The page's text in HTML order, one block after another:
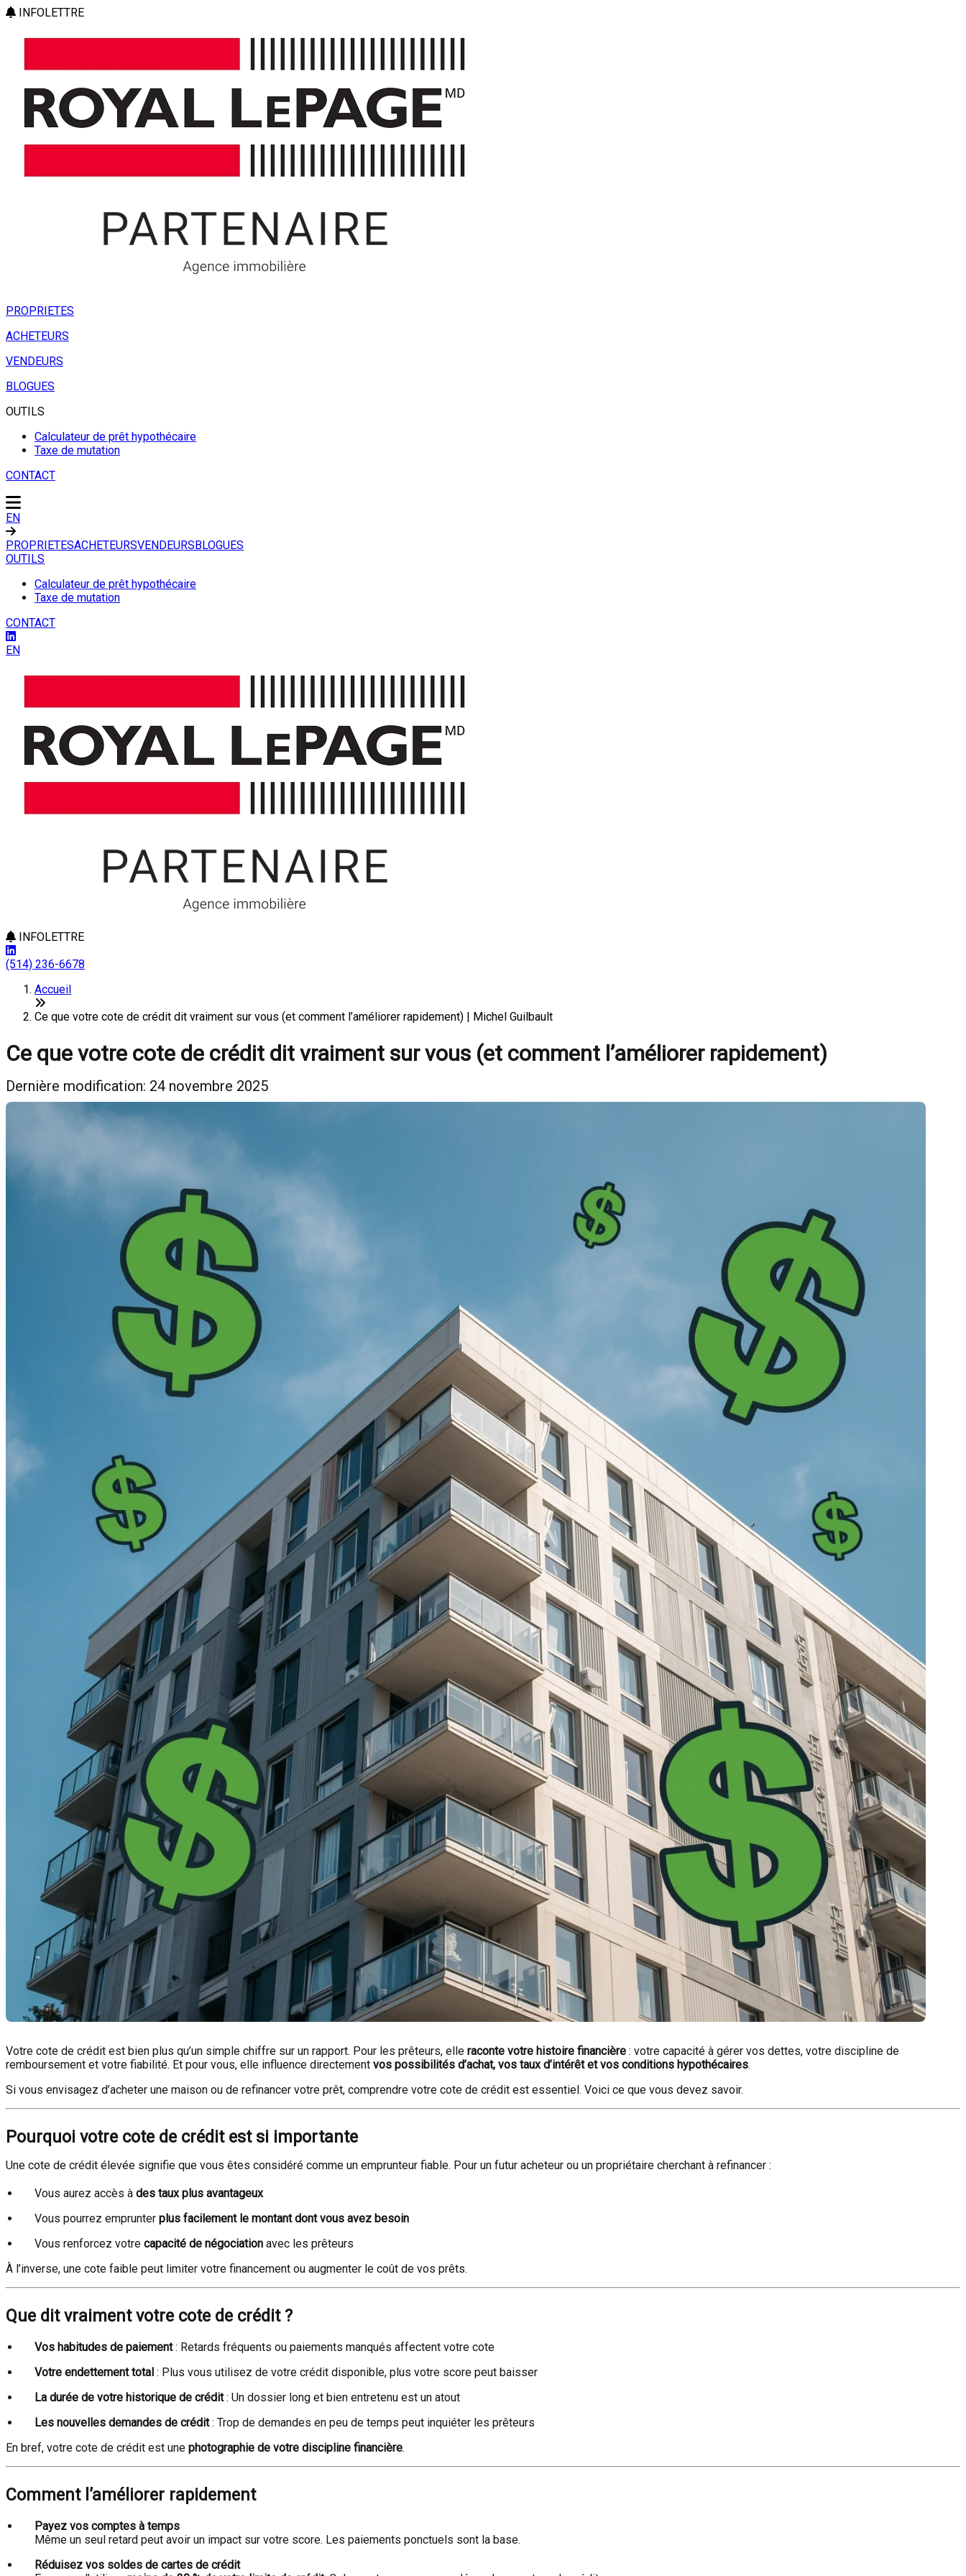
INFOLETTRE
PROPRIETES
ACHETEURS
VENDEURS
BLOGUES
OUTILS
Calculateur de prêt hypothécaire
Taxe de mutation
CONTACT
EN
PROPRIETESACHETEURSVENDEURSBLOGUES
OUTILS
Calculateur de prêt hypothécaire
Taxe de mutation
CONTACT
EN
INFOLETTRE
(514) 236-6678
Accueil
Ce que votre cote de crédit dit vraiment sur vous (et comment l’améliorer rapidement) | Michel Guilbault
Ce que votre cote de crédit dit vraiment sur vous (et comment l’améliorer rapidement)
Dernière modification: 24 novembre 2025
Votre cote de crédit est bien plus qu’un simple chiffre sur un rapport. Pour les prêteurs, elle raconte votre histoire financière : votre capacité à gérer vos dettes, votre discipline de
remboursement et votre fiabilité. Et pour vous, elle influence directement vos possibilités d’achat, vos taux d’intérêt et vos conditions hypothécaires.
Si vous envisagez d’acheter une maison ou de refinancer votre prêt, comprendre votre cote de crédit est essentiel. Voici ce que vous devez savoir.
Pourquoi votre cote de crédit est si importante
Une cote de crédit élevée signifie que vous êtes considéré comme un emprunteur fiable. Pour un futur acheteur ou un propriétaire cherchant à refinancer :
Vous aurez accès à des taux plus avantageux
Vous pourrez emprunter plus facilement le montant dont vous avez besoin
Vous renforcez votre capacité de négociation avec les prêteurs
À l’inverse, une cote faible peut limiter votre financement ou augmenter le coût de vos prêts.
Que dit vraiment votre cote de crédit ?
Vos habitudes de paiement: Retards fréquents ou paiements manqués affectent votre cote
Votre endettement total : Plus vous utilisez de votre crédit disponible, plus votre score peut baisser
La durée de votre historique de crédit: Un dossier long et bien entretenu est un atout
Les nouvelles demandes de crédit: Trop de demandes en peu de temps peut inquiéter les prêteurs
En bref, votre cote de crédit est une photographie de votre discipline financière.
Comment l’améliorer rapidement
Payez vos comptes à temps
Même un seul retard peut avoir un impact sur votre score. Les paiements ponctuels sont la base.
Réduisez vos soldes de cartes de crédit